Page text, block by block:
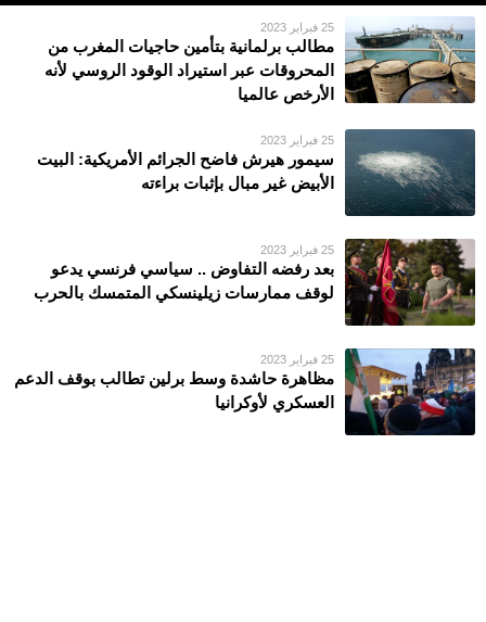
25 فبراير 2023
مطالب برلمانية بتأمين حاجيات المغرب من
المحروقات عبر استيراد الوقود الروسي لأنه
الأرخص عالميا
25 فبراير 2023
سيمور هيرش فاضح الجرائم الأمريكية: البيت
الأبيض غير مبال بإثبات براءته
25 فبراير 2023
بعد رفضه التفاوض .. سياسي فرنسي يدعو
لوقف ممارسات زيلينسكي المتمسك بالحرب
25 فبراير 2023
مظاهرة حاشدة وسط برلين تطالب بوقف الدعم
العسكري لأوكرانيا